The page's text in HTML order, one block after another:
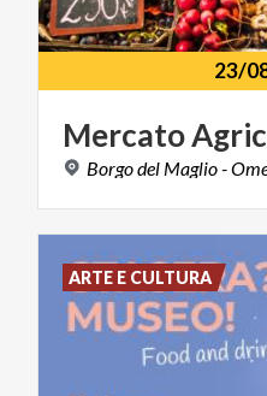
23/
Mercato
Borgodel Maglio-
ARTE E CULTURA